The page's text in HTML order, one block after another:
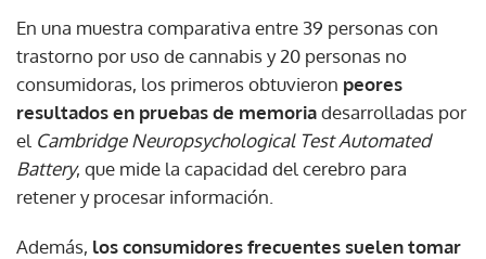
En una muestra comparativa entre 39 personas con
trastorno por uso de cannabis y 20 personas no
consumidoras, los primeros obtuvieron peores
resultados en pruebas de memoriadesarrolladas por
el Cambridge Neuropsychological Test Automated
Battery, que mide la capacidad del cerebro para
retener y procesar información.
Además, los consumidores frecuentes suelen tomar